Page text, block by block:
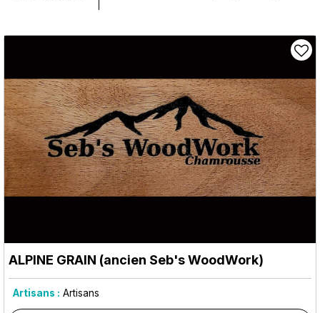
ALPINE GRAIN (ancien Seb's WoodWork)
Artisans : Artisans